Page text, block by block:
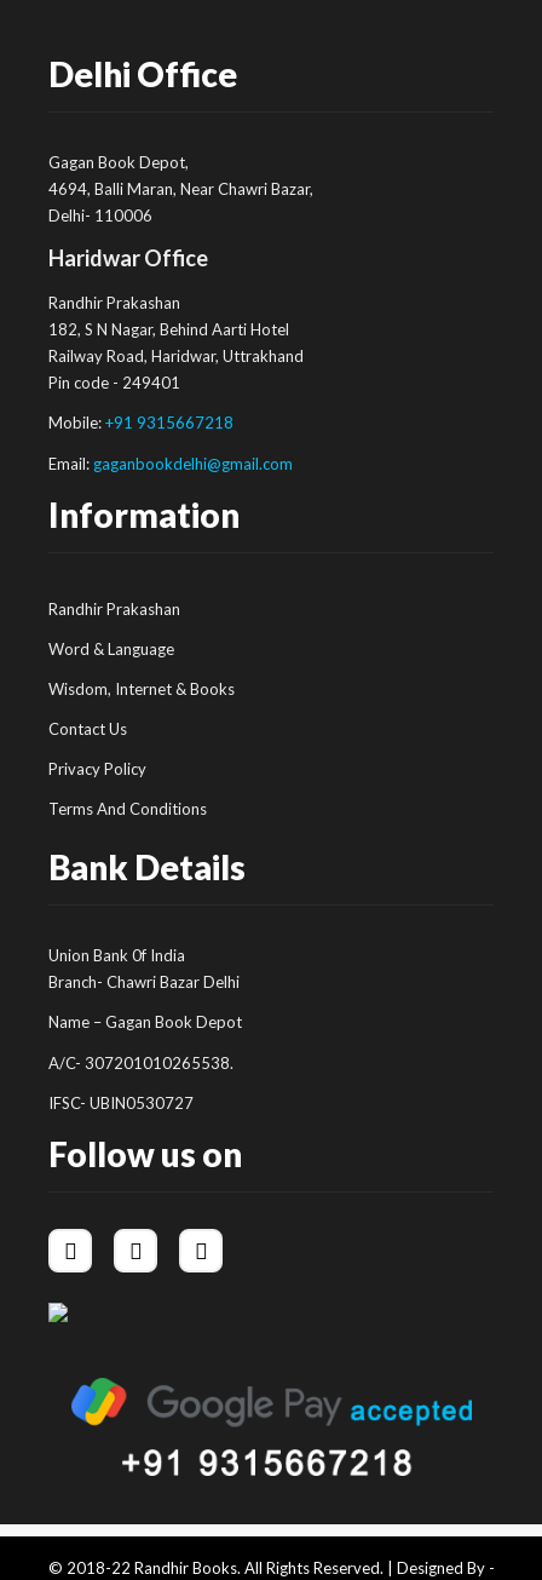
Delhi Office
Gagan Book Depot,
4694, Balli Maran, Near Chawri Bazar,
Delhi- 110006
Haridwar Office
Randhir Prakashan
182, S N Nagar, Behind Aarti Hotel
Railway Road, Haridwar, Uttrakhand
Pin code - 249401
Mobile:+91 9315667218
Email: gaganbookdelhi@gmail.com
Information
Randhir Prakashan
Word & Language
Wisdom, Internet & Books
Contact Us
Privacy Policy
Terms And Conditions
Bank Details
Union Bank 0f India
Branch- Chawri Bazar Delhi
Name – Gagan Book Depot
A/C- 307201010265538.
IFSC- UBIN0530727
Follow us on
© 2018-22 Randhir Books. All Rights Reserved. | Designed By -